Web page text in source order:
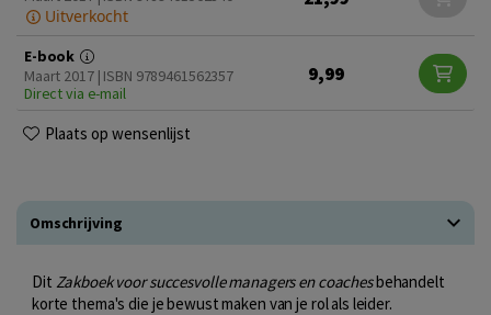
Uitverkocht
E-book
Maart 2017 | ISBN 9789461562357
Direct via e-mail
9,99
Plaats op wensenlijst
Omschrijving
Dit Zakboek voor succesvolle managers en coachesbehandelt
korte thema's die je bewust maken van je rol als leider.